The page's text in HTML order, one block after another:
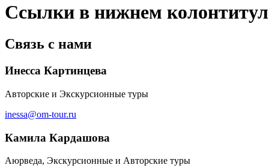
Ссылки в нижнем
Связь с нами
Инесса Картинцева
Авторские и Экскурсионные туры
inessa@om-tour.ru
Камила Кардашова
Аюрведа, Экскурсионные и Авторские туры